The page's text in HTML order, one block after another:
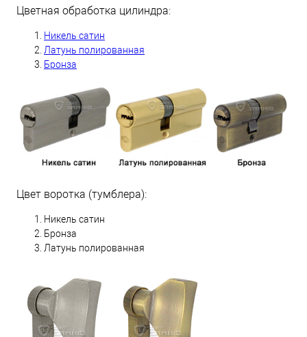
Цветная обработка цилиндра:
Никель сатин
Латунь полированная
Бронза
Цвет воротка (тумблера):
Никель сатин
Бронза
Латунь полированная